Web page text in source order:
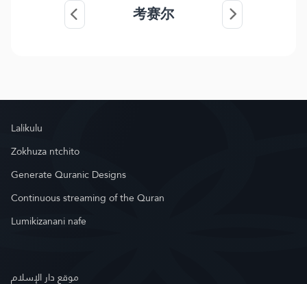
考赛尔
Lalikulu
Zokhuza ntchito
Generate Quranic Designs
Continuous streaming of the Quran
Lumikizanani nafe
موقع دار الإسلام